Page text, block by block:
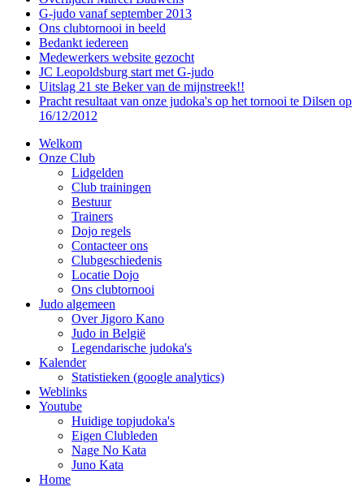
G-judo vanaf september 2013
Ons clubtornooi in beeld
Bedankt iedereen
Medewerkers website gezocht
JC Leopoldsburg start met G-judo
Uitslag 21 ste Beker van de mijnstreek!!
Pracht resultaat van onze judoka's op het tornooi te Dilsen op
16/12/2012
Welkom
Onze Club
Lidgelden
Club trainingen
Bestuur
Trainers
Dojo regels
Contacteer ons
Clubgeschiedenis
Locatie Dojo
Ons clubtornooi
Judo algemeen
Over Jigoro Kano
Judo in België
Legendarische judoka's
Kalender
Statistieken (google analytics)
Weblinks
Youtube
Huidige topjudoka's
Eigen Clubleden
Nage No Kata
Juno Kata
Home